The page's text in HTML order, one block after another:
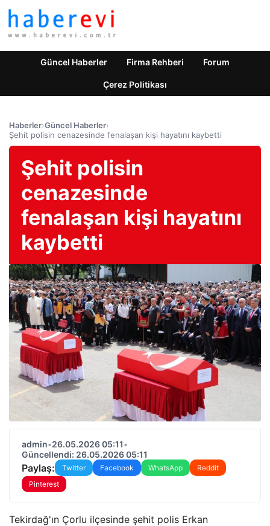
Güncel Haberler Firma Rehberi Forum
Çerez Politikası
Haberler›Güncel Haberler›
Şehit polisin cenazesinde fenalaşan kişi hayatını kaybetti
Şehit polisin
cenazesinde
fenalaşan kişi hayatını
kaybetti
admin•26.05.2026 05:11•
Güncellendi: 26.05.2026 05:11
Paylaş: Twitter Facebook WhatsApp
Reddit
Pinterest
Tekirdağ'ın Çorlu ilçesinde şehit polis Erkan